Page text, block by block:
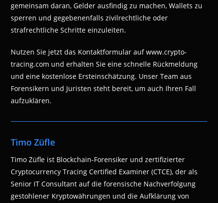
gemeinsam daran, Gelder ausfindig zu machen, Wallets zu
sperren und gegebenenfalls zivilrechtliche oder
strafrechtliche Schritte einzuleiten.
Nutzen Sie jetzt das Kontaktformular auf www.crypto-
tracing.com und erhalten Sie eine schnelle Rückmeldung
und eine kostenlose Ersteinschätzung. Unser Team aus
Forensikern und Juristen steht bereit, um auch Ihren Fall
aufzuklären.
Timo Züfle
Timo Züfle ist Blockchain-Forensiker und zertifizierter
Cryptocurrency Tracing Certified Examiner (CTCE), der als
Senior IT Consultant auf die forensische Nachverfolgung
gestohlener Kryptowährungen und die Aufklärung von